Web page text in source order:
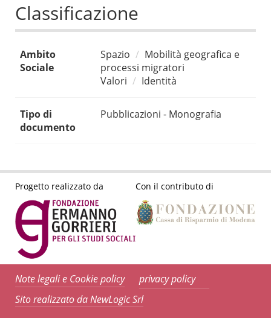
Classificazione
Ambito
Sociale
Spazio
Mobilità geografica e
processi migratori
Valori
Identità
Tipo di
documento
Pubblicazioni - Monografia
Progetto realizzato da Con il contributo di
Note legali e Cookie policy
privacy policy
Sito realizzato da NewLogic Srl